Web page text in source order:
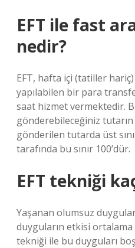
EFT ile fast
nedir?
EFT, hafta içi (tatiller hariç)
yapılabilen bir para
saat hizmet vermektedir.
gönderebileceğiniz tutarın
gönderilen tutarda üst
tarafında bu sınır 100’dür.
EFT tekniği
Yaşanan olumsuz
duyguların etkisi ortalama
tekniği ile bu duyguları